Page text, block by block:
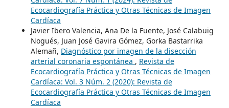
Ecocardiografía Práctica y Otras Técnicas de Imagen
Cardíaca
Javier Ibero Valencia, Ana De la Fuente, José Calabuig
Nogués, Juan José Gavira Gómez, Gorka Bastarrika
Alemañ, Diagnóstico por imagen de la disección
arterial coronaria espontánea , Revista de
Ecocardiografía Práctica y Otras Técnicas de Imagen
Cardíaca: Vol. 3 Núm. 2 (2020): Revista de
Ecocardiografía Práctica y Otras Técnicas de Imagen
Cardíaca